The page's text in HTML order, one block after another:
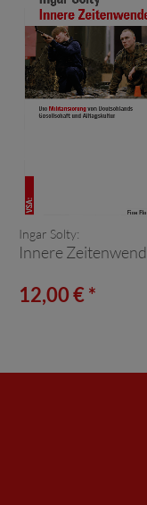
Ingar Solty:
Innere
12,00 € *